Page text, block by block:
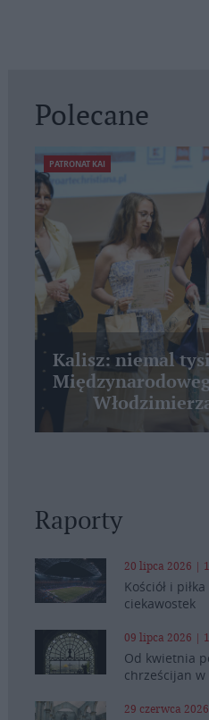
Polecane
PATRONAT KAI
Kalisz: niemal
Raporty
20 lipca 2026 |
Kościół i
ciekawostek
09 lipca 2026 |
Od kwietnia
chrześcijan w
29 czerwca